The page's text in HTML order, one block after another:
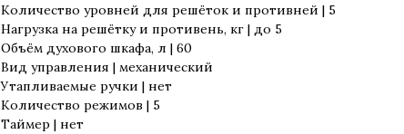
Количество уровней для решёток и противней | 5
Нагрузка на решётку и противень, кг | до 5
Объём духового шкафа, л | 60
Вид управления | механический
Утапливаемые ручки | нет
Количество режимов | 5
Таймер | нет